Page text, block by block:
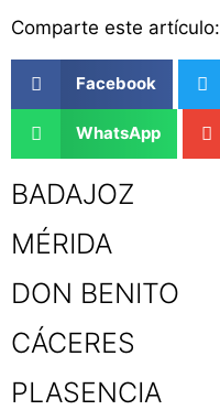
Comparte este artículo:
Facebook
WhatsApp
BADAJOZ
MÉRIDA
DON BENITO
CÁCERES
PLASENCIA